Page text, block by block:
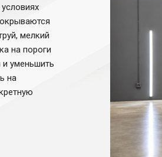
мелкий
на пороги
и уменьшить
на